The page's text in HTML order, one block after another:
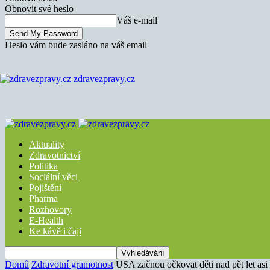
Obnovit své heslo
Váš e-mail
Heslo vám bude zasláno na váš email
zdravezpravy.cz
Aktuality
Zdravotnictví
Politika
Sociální věci
Pojištění
Pharma
Rozhovory
E-Health
Ke kávě i čaji
Domů Zdravotní gramotnost USA začnou očkovat děti nad pět let